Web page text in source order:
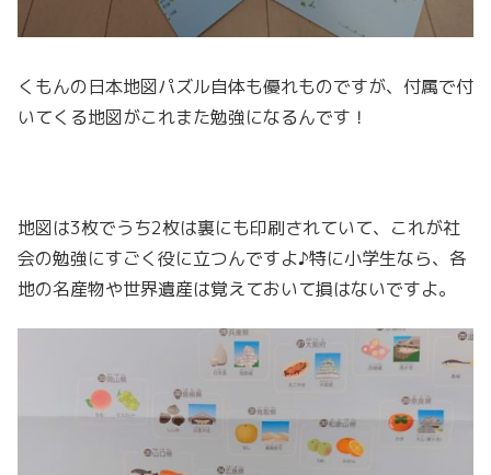
くもんの日本地図パズル自体も優れものですが、付属で付
いてくる地図がこれまた勉強になるんです！
地図は3枚でうち2枚は裏にも印刷されていて、これが社
会の勉強にすごく役に立つんですよ♪特に小学生なら、各
地の名産物や世界遺産は覚えておいて損はないですよ。